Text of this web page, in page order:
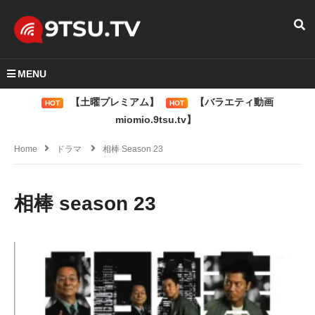
MENU
HOT 【土曜プレミアム】 HOT
【バラエティ動画
miomio.9tsu.tv】
Home ドラマ 相棒 Season 23
相棒 season 23